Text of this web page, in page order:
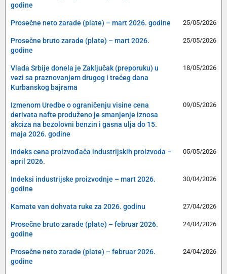
godine
Prosečne neto zarade (plate) – mart 2026. godine 25/05/2026
Prosečne bruto zarade (plate) – mart 2026.
godine
25/05/2026
Vlada Srbije donela je Zaključak (preporuku) u
vezi sa praznovanjem drugog i trećeg dana
Kurbanskog bajrama
18/05/2026
Izmenom Uredbe o ograničenju visine cena
derivata nafte produženo je smanjenje iznosa
akciza na bezolovni benzin i gasna ulja do 15.
maja 2026. godine
09/05/2026
Indeks cena proizvođača industrijskih proizvoda –
april 2026.
05/05/2026
Indeksi industrijske proizvodnje – mart 2026.
godine
30/04/2026
Kamate van dohvata ruke za 2026. godinu 27/04/2026
Prosečne bruto zarade (plate) – februar 2026.
godine
24/04/2026
Prosečne neto zarade (plate) – februar 2026.
godine
24/04/2026